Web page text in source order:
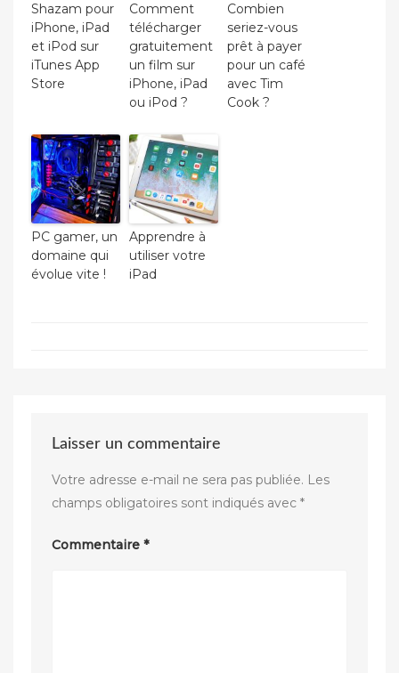
Shazam pour
iPhone, iPad
et iPod sur
iTunes App
Store
Comment
télécharger
gratuitement
un film sur
iPhone, iPad
ou iPod ?
Combien
seriez-vous
prêt à payer
pour un café
avec Tim
Cook ?
PC gamer, un
domaine qui
évolue vite !
Apprendre à
utiliser votre
iPad
Laisser un commentaire
Votre adresse e-mail ne sera pas publiée. Les
champs obligatoires sont indiqués avec *
Commentaire *